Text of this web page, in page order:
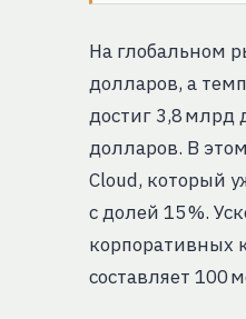
На глобальном
долларов, а
достиг 3,8 млрд
долларов. В
Cloud, который
с долей 15 %.
корпоративных
составляет 100